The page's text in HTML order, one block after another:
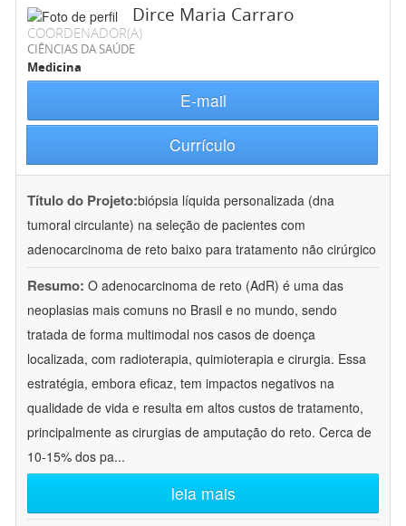
Dirce Maria Carraro
COORDENADOR(A)
CIÊNCIAS DA SAÚDE
Medicina
E-mail
Currículo
Título do Projeto:biópsia líquida personalizada (dna
tumoral circulante) na seleção de pacientes com
adenocarcinoma de reto baixo para tratamento não cirúrgico
Resumo: O adenocarcinoma de reto (AdR) é uma das
neoplasias mais comuns no Brasil e no mundo, sendo
tratada de forma multimodal nos casos de doença
localizada, com radioterapia, quimioterapia e cirurgia. Essa
estratégia, embora eficaz, tem impactos negativos na
qualidade de vida e resulta em altos custos de tratamento,
principalmente as cirurgias de amputação do reto. Cerca de
10-15% dos pa...
leia mais